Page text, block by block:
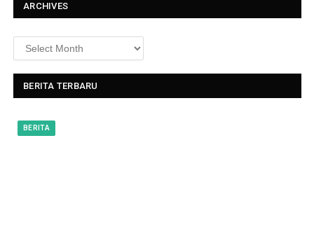
ARCHIVES
BERITA TERBARU
BERITA